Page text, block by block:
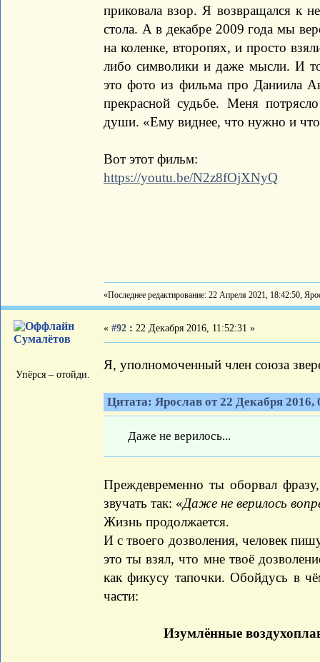
приковала взор. Я возвращался к
стола. А в декабре 2009 года мы
на коленке, второпях, и просто
либо символики и даже мысли. И
это фото из фильма про Даниила
прекрасной судьбе. Меня
души. «Ему виднее, что нужно и
Вот этот фильм:
https://youtu.be/N2z8fOjXNyQ
«Последнее редактирование: 22 Апреля 2021, 18:42:50,
Сумалётов
Упёрся – отойди.
« #92 : 22 Декабря 2016, 11:52:31 »
Я, уполномоченный член союза
Цитата: Ярослав от 22 Декабря 2016,
Даже не верилось...
Преждевременно ты оборвал
звучать так: «Даже не верилось
Жизнь продолжается.
И с твоего дозволения, человек
это ты взял, что мне твоё
как фикусу тапочки. Обойдусь в
части:
Изумлённые